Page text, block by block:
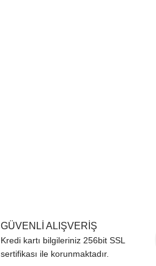
GÜVENLİ ALIŞVERİŞ
Kredi kartı bilgileriniz 256bit SSL
sertifikası ile korunmaktadır.